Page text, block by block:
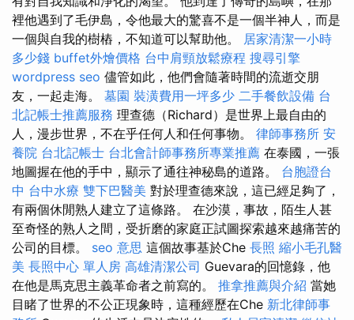
裡他遇到了毛伊島，令他最大的驚喜不是一個半神人，而是
一個與自我的樹樁，不知道可以幫助他。 居家清潔一小時
多少錢 buffet外燴價格 台中肩頸放鬆療程 搜尋引擎
wordpress seo 儘管如此，他們會隨著時間的流逝交朋
友，一起走海。 墓園 裝潢費用一坪多少 二手餐飲設備 台
北記帳士推薦服務 理查德（Richard）是世界上最自由的
人，漫步世界，不在乎任何人和任何事物。 律師事務所 安
養院 台北記帳士 台北會計師事務所專業推薦 在泰國，一張
地圖握在他的手中，顯示了通往神秘島的道路。 台胞證台
中 台中水療 雙下巴醫美 對於理查德來說，這已經足夠了，
有兩個休閒熟人建立了這條路。 在沙漠，事故，陌生人甚
至奇怪的熟人之間，受折磨的家庭正試圖探索越來越痛苦的
公司的目標。 seo 意思 這個故事基於Che 長照 縮小毛孔醫
美 長照中心 單人房 高雄清潔公司 Guevara的回憶錄，他
在他是馬克思主義革命者之前寫的。 推拿推薦與介紹 當她
目睹了世界的不公正現象時，這種經歷在Che 新北律師事